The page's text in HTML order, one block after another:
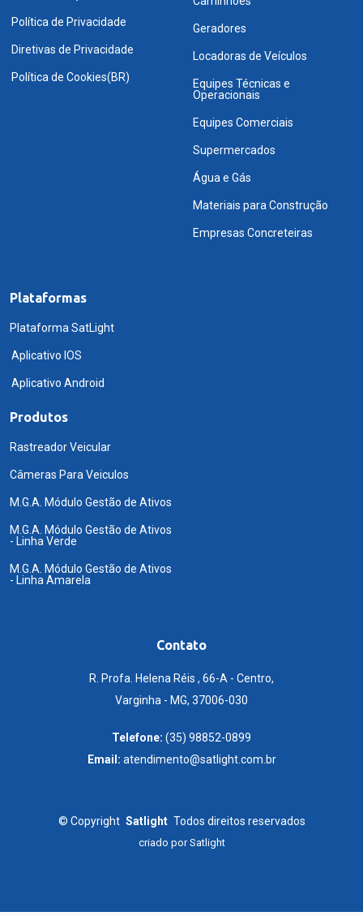
Política de Privacidade
Diretivas de Privacidade
Política de Cookies(BR)
Geradores
Locadoras de Veículos
Equipes Técnicas e
Operacionais
Equipes Comerciais
Supermercados
Água e Gás
Materiais para Construção
Empresas Concreteiras
Plataformas
Plataforma SatLight
Aplicativo IOS
Aplicativo Android
Produtos
Rastreador Veicular
Câmeras Para Veiculos
M.G.A. Módulo Gestão de Ativos
M.G.A. Módulo Gestão de Ativos
- Linha Verde
M.G.A. Módulo Gestão de Ativos
- Linha Amarela
Contato
R. Profa. Helena Réis , 66-A - Centro,
Varginha - MG, 37006-030
Telefone: (35) 98852-0899
Email: atendimento@satlight.com.br
© Copyright Satlight Todos direitos reservados
criado porSatlight